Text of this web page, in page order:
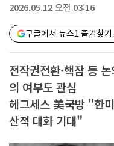
2026.05.12 오전 03:16
구글에서 뉴스1 즐겨찾기
전작권전환·핵잠 등
의 여부도 관심
헤그세스 美국방 "한
산적 대화 기대"